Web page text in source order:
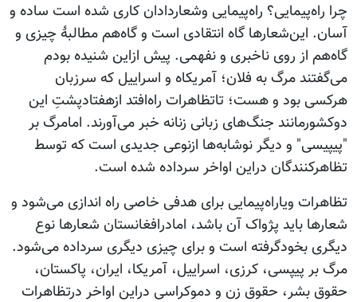
چرا راه‌پیمایی؟ راه‌پیمایی وشعاردادان کاری شده است ساده و
آسان. این‌شعارها گاه انتقادی است و گاه‌هم مطالبۀ چیزی و
گاه‌هم از روی ناخبری و نفهمی. پیش ازاین شنیده بودم
می‌گفتند مرگ به فلان؛ آمریکاه و اسراییل که سرزبان
هرکسی بود و هست؛ تاتظاهرات راه‌افتد ازهفتادپشتِ این
دوکشورمانند جنگ‌های زبانی زنانه خبر می‌آورند. امامرگ بر
"پیپیسی" و دیگر نوشابه‌ها ازنوعی جدیدی است که توسط
تظاهرکنندگان دراین اواخر سرداده شده است.
تظاهرات ویاراه‌پیمایی برای هدفی خاصی راه اندازی می‌شود و
شعارها باید پژواک آن باشد، امادرافغانستان شعارها نوع
دیگری بخودگرفته است و برای چیزی دیگری سرداده می‌شود.
مرگ بر پیپسی، کرزی، اسراییل، آمریکا، ایران، پاکستان،
حقوق بشر، حقوق زن و دموکراسی دراین اواخر درتظاهرات